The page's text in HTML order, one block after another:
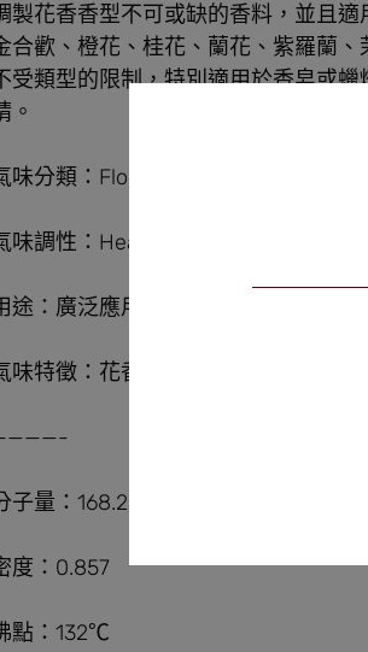
製花香香型不可或缺的香料，並且
合歡、橙花、桂花、蘭花、紫羅蘭
受類型的限制，特別適用於香皂或
。
味分類：Floral
味調性：Head/Heart
途：廣泛應用於許多香型，如花香、
味特徵：花香、果香、清新、草香、
子量：168.28
度：0.857
點：132℃